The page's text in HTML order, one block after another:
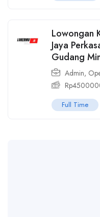
Lowongan
Jaya
Gudang
Admin,
Rp
Full Time